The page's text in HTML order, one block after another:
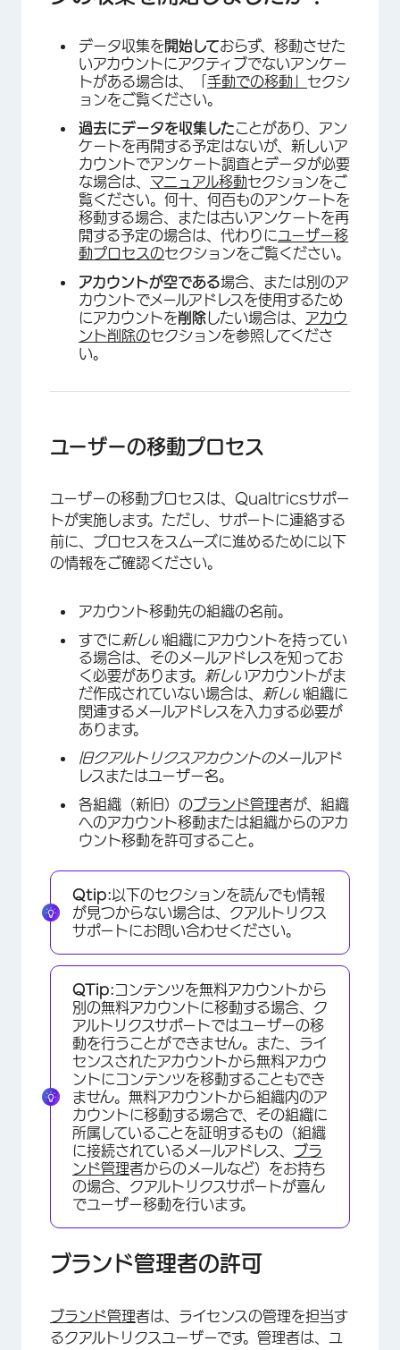
データ収集を開始しておらず、移動させた
いアカウントにアクティブでないアンケー
トがある場合は、「 手動での移動」 セクシ
ョンをご覧ください。
過去にデータを収集したことがあり、アン
ケートを再開する予定はないが、新しいア
カウントでアンケート調査とデータが必要
な場合は、 マニュアル移動セクションをご
覧ください。何十、何百ものアンケートを
移動する場合、または古いアンケートを再
開する予定の場合は、代わりに ユーザー移
動プロセスのセクションをご覧ください。
アカウントが空である場合、または別のア
カウントでメールアドレスを使用するため
にアカウントを削除したい場合は、 アカウ
ント削除のセクションを参照してくださ
い。
ユーザーの移動プロセス
ユーザーの移動プロセスは、Qualtricsサポー
トが実施します。ただし、サポートに連絡する
前に、プロセスをスムーズに進めるために以下
の情報をご確認ください。
アカウント移動先の組織の名前。
すでに 新しい組織にアカウントを持ってい
る場合は、そのメールアドレスを知ってお
く必要があります。
新しいアカウントがま
だ作成されていない場合は、
新しい組織に
関連するメールアドレスを入力する必要が
あります。
旧クアルトリクスアカウントのメールアド
レスまたはユーザー名。
各組織（新旧）のブランド管理者が、組織
へのアカウント移動または組織からのアカ
ウント移動を許可すること。
Qtip: 以下のセクションを読んでも情報
が見つからない場合は、クアルトリクス
サポートにお問い合わせください。
QTip:コンテンツを無料アカウントから
別の無料アカウントに移動する場合、ク
アルトリクスサポートではユーザーの移
動を行うことができません。また、ライ
センスされたアカウントから無料アカウ
ントにコンテンツを移動することもでき
ません。無料アカウントから組織内のア
カウントに移動する場合で、その組織に
所属していることを証明するもの（組織
に接続されているメールアドレス、 ブラ
ンド管理者からのメールなど）をお持ち
の場合、クアルトリクスサポートが喜ん
でユーザー移動を行います。
ブランド管理者の許可
ブランド管理者は、ライセンスの管理を担当す
るクアルトリクスユーザーです。管理者は、ユ